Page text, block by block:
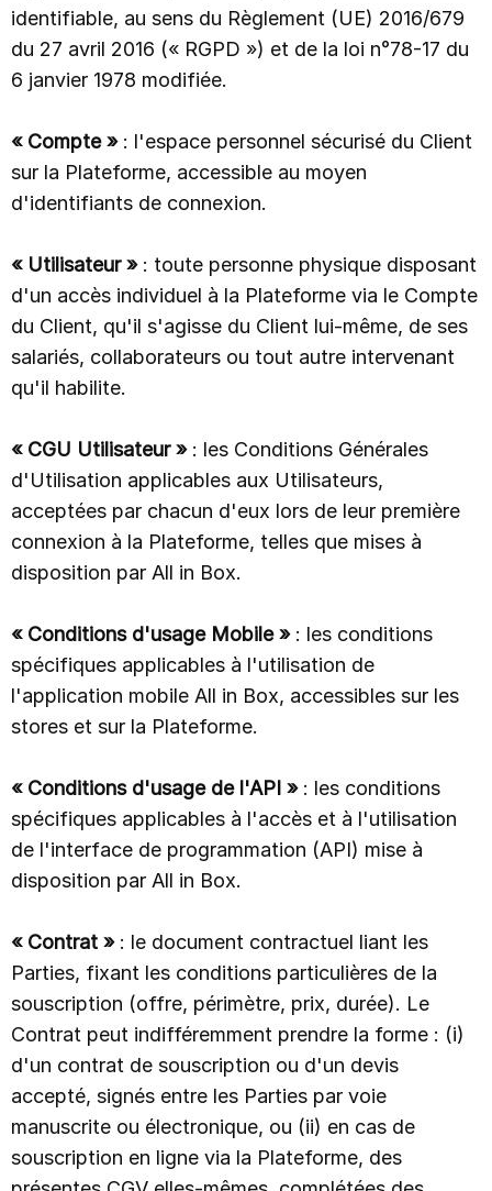
identifiable, au sens du Règlement (UE) 2016/679
du 27 avril 2016 (« RGPD ») et de la loi n°78-17 du
6 janvier 1978 modifiée.
« Compte »: l'espace personnel sécurisé du Client
sur la Plateforme, accessible au moyen
d'identifiants de connexion.
« Utilisateur »: toute personne physique disposant
d'un accès individuel à la Plateforme via le Compte
du Client, qu'il s'agisse du Client lui-même, de ses
salariés, collaborateurs ou tout autre intervenant
qu'il habilite.
« CGU Utilisateur »: les Conditions Générales
d'Utilisation applicables aux Utilisateurs,
acceptées par chacun d'eux lors de leur première
connexion à la Plateforme, telles que mises à
disposition par All in Box.
« Conditions d'usage Mobile »: les conditions
spécifiques applicables à l'utilisation de
l'application mobile All in Box, accessibles sur les
stores et sur la Plateforme.
« Conditions d'usage de l'API »: les conditions
spécifiques applicables à l'accès et à l'utilisation
de l'interface de programmation (API) mise à
disposition par All in Box.
« Contrat »: le document contractuel liant les
Parties, fixant les conditions particulières de la
souscription (offre, périmètre, prix, durée). Le
Contrat peut indifféremment prendre la forme : (i)
d'un contrat de souscription ou d'un devis
accepté, signés entre les Parties par voie
manuscrite ou électronique, ou (ii) en cas de
souscription en ligne via la Plateforme, des